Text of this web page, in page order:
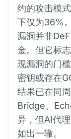
约的攻击模
下仅为36%
漏洞并非
金。但它标
现漏洞的门
密钥或存在
结果已在同周
Bridge、
异，但AI代
如出一辙。